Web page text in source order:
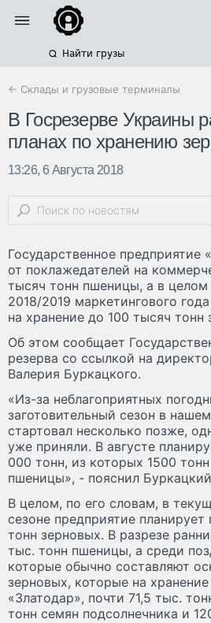
Найти грузы
← Склады и грузовые терминалы
В Госрезерве Украины
планах по хранению
13:26, 6 Августа 2018
Государственное предприятие
от поклажедателей на
тысяч тонн пшеницы, а в
2018/2019 маркетингового
на хранение до 100 тысяч тонн
Об этом сообщает
резерва со ссылкой на
Валерия Буркацкого.
«Из-за неблагоприятных
заготовительный сезон в
стартовал несколько позже,
уже приняли. В августе
000 тонн, из которых 1500
пшеницы», - пояснил
В целом, по его словам, в
сезоне предприятие
тонн зерновых. В разрезе
тыс. тонн пшеницы, а среди
которые обычно составляют
зерновых, которые на
«Златодар», почти 71,5 тыс.
тонн семян подсолнечника и